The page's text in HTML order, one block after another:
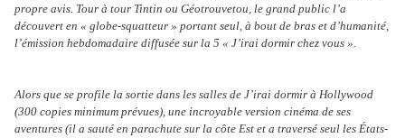
propre avis. Tour à tour Tintin ou Géotrouvetou, le grand public l’a
découvert en « globe-squatteur » portant seul, à bout de bras et d’humanité,
l’émission hebdomadaire diffusée sur la 5 « J’irai dormir chez vous ».
Alors que se profile la sortie dans les salles de J’irai dormir à Hollywood
(300 copies minimum prévues), une incroyable version cinéma de ses
aventures (il a sauté en parachute sur la côte Est et a traversé seul les États-